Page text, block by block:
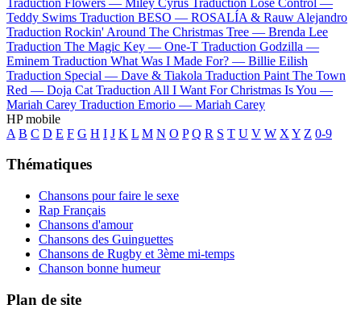
Teddy Swims Traduction BESO — ROSALÍA & Rauw Alejandro
Traduction Rockin' Around The Christmas Tree — Brenda Lee
Traduction The Magic Key — One-T Traduction Godzilla —
Eminem Traduction What Was I Made For? — Billie Eilish
Traduction Special — Dave & Tiakola Traduction Paint The Town
Red — Doja Cat Traduction All I Want For Christmas Is You —
Mariah Carey Traduction Emorio — Mariah Carey
HP mobile
A B C D E F G H I J K L M N O P Q R S T U V W X Y Z 0-9
Thématiques
Chansons pour faire le sexe
Rap Français
Chansons d'amour
Chansons des Guinguettes
Chansons de Rugby et 3ème mi-temps
Chanson bonne humeur
Plan de site